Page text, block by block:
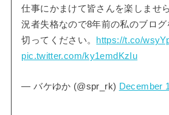
仕事にかまけて皆さんを楽しませ
況者失格なので8年前の私のブログ
切ってください。
https://t.co/
pic.twitter.com/ky1emdKzIu
— バケゆか (@spr_rk) December